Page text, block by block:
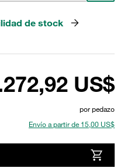
de stock
US$
por pedazo
Envío a partir de 15,00 US$